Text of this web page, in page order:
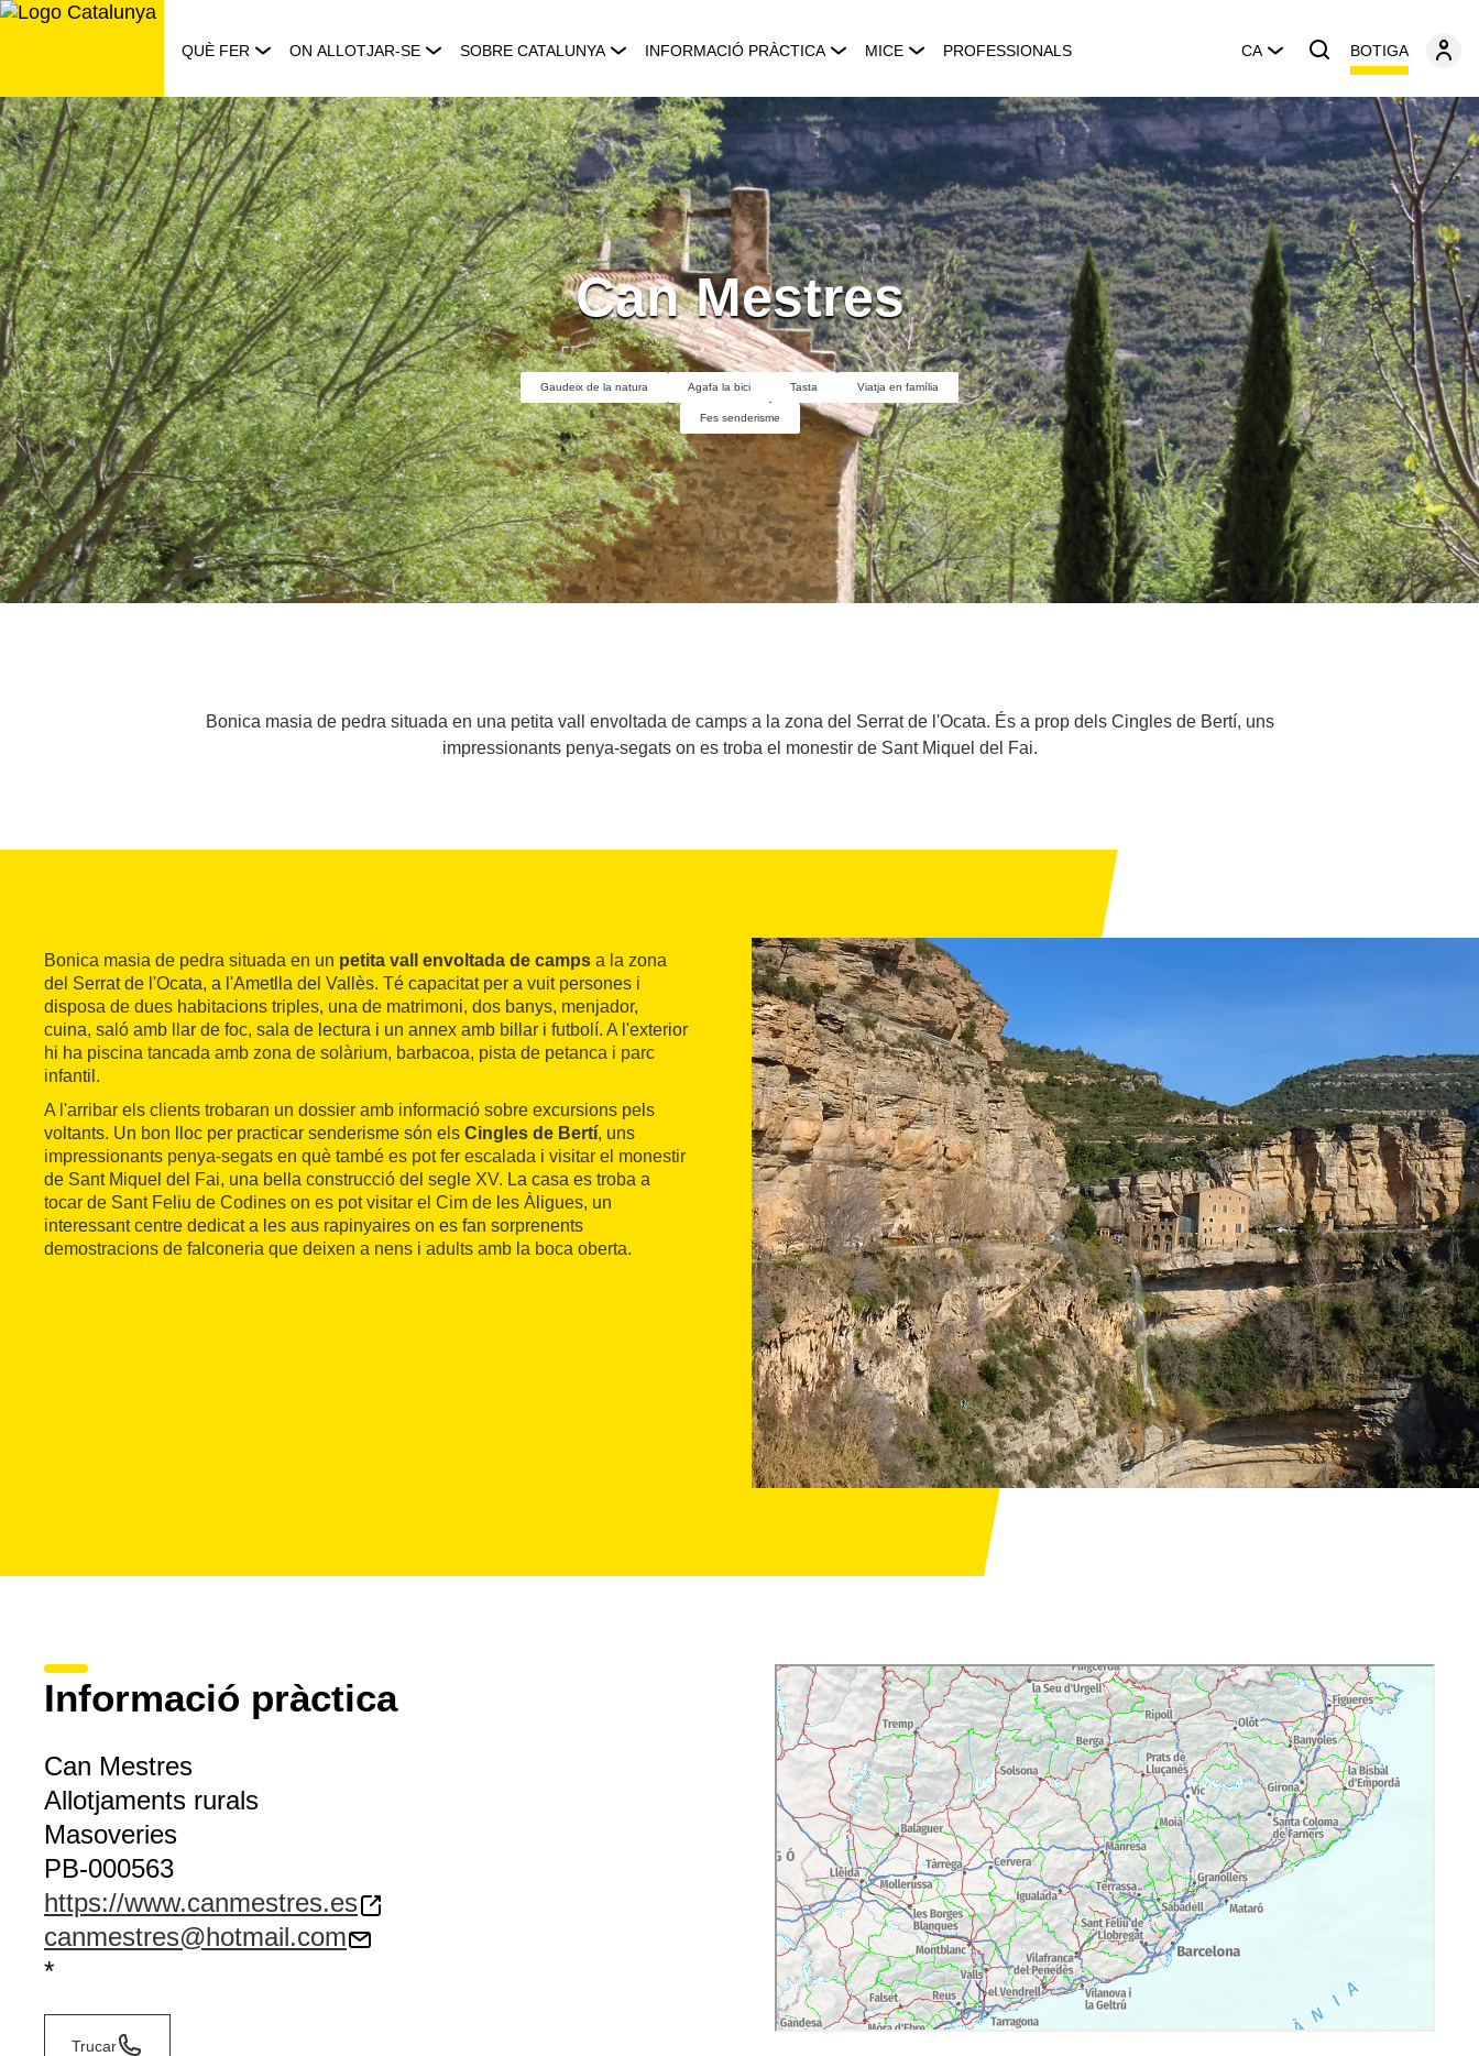
Saltar
QUÈ FER ON ALLOTJAR-SE SOBRE CATALUNYA INFORMACIÓ PRÀCTICA MICE PROFESSIONALS CA BOTIGA
Can Mestres
Gaudeix de la natura Agafa la bici Tasta Viatja en família
Fes senderisme
Bonica masia de pedra situada en una petita vall envoltada de camps a la zona del Serrat de l'Ocata. És a prop dels Cingles de Bertí, uns
impressionants penya-segats on es troba el monestir de Sant Miquel del Fai.
Bonica masia de pedra situada en un petita vall envoltada de camps a la zona
del Serrat de l'Ocata, a l'Ametlla del Vallès. Té capacitat per a vuit persones i
disposa de dues habitacions triples, una de matrimoni, dos banys, menjador,
cuina, saló amb llar de foc, sala de lectura i un annex amb billar i futbolí. A l'exterior
hi ha piscina tancada amb zona de solàrium, barbacoa, pista de petanca i parc
infantil.
A l'arribar els clients trobaran un dossier amb informació sobre excursions pels
voltants. Un bon lloc per practicar senderisme són els Cingles de Bertí, uns
impressionants penya-segats en què també es pot fer escalada i visitar el monestir
de Sant Miquel del Fai, una bella construcció del segle XV. La casa es troba a
tocar de Sant Feliu de Codines on es pot visitar el Cim de les Àligues, un
interessant centre dedicat a les aus rapinyaires on es fan sorprenents
demostracions de falconeria que deixen a nens i adults amb la boca oberta.
Informació pràctica
Can Mestres
Allotjaments rurals
Masoveries
PB-000563
https://www.canmestres.es
canmestres@hotmail.com
*
Trucar